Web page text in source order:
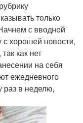
только
с вводной
с хорошей новости,
как нет
на себя
ежедневного
раз в неделю,